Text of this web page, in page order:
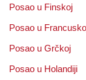
Posao u Finskoj
Posao u
Posao u Grčkoj
Posao u Holandiji